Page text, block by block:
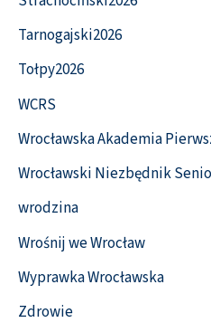
Tarnogajski2026
Tołpy2026
WCRS
Wrocławska Akademia
Wrocławski Niezbędnik
wrodzina
Wrośnij we Wrocław
Wyprawka Wrocławska
Zdrowie